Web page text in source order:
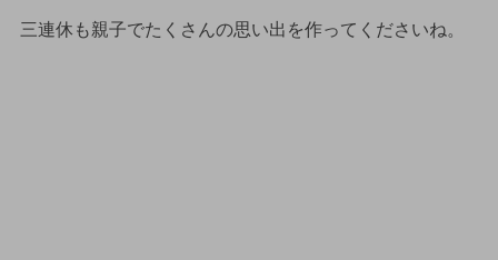
三連休も親子でたくさんの思い出を作ってくださいね。